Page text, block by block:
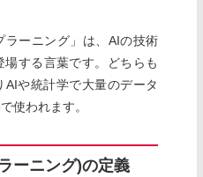
ラーニング」は、AIの技術
する言葉です。どちらも
や統計学で大量のデータ
使われます。
ーニング)の定義